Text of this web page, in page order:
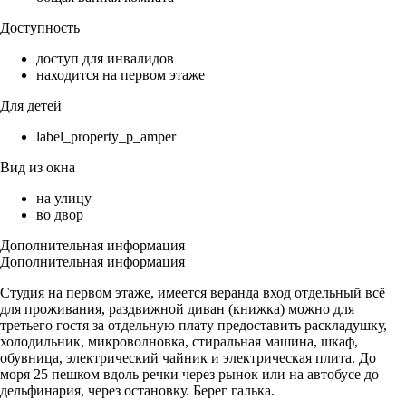
Доступность
доступ для инвалидов
находится на первом этаже
Для детей
label_property_p_amper
Вид из окна
на улицу
во двор
Дополнительная информация
Дополнительная информация
Студия на первом этаже, имеется веранда вход отдельный всё
для проживания, раздвижной диван (книжка) можно для
третьего гостя за отдельную плату предоставить раскладушку,
холодильник, микроволновка, стиральная машина, шкаф,
обувница, электрический чайник и электрическая плита. До
моря 25 пешком вдоль речки через рынок или на автобусе до
дельфинария, через остановку. Берег галька.